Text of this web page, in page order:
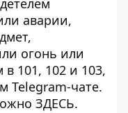
аварии,
огонь или
101, 102 и 103,
Telegram-чате.
ЗДЕСЬ.